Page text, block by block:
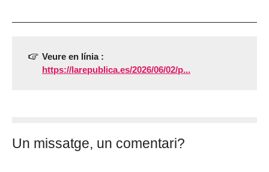
Veure en línia :
https://larepublica.es/2026/06/02/p...
Un missatge, un comentari?